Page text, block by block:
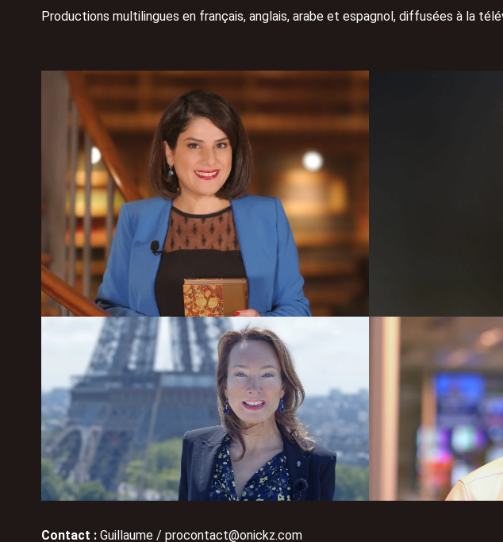
Productions multilingues en français, anglais, arabe et espagnol, diffusées à la
Contact : Guillaume / procontact@onickz.com